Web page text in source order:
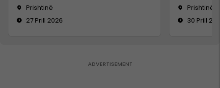
Prishtinë
27 Prill 2026
Prishtinë
30 Prill